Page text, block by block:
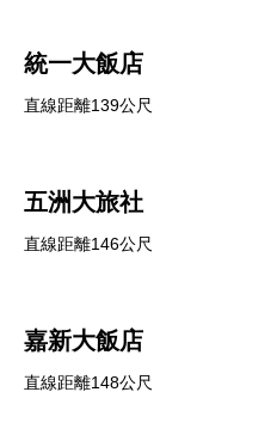
統一大飯店
直線距離139公尺
五洲大旅社
直線距離146公尺
嘉新大飯店
直線距離148公尺